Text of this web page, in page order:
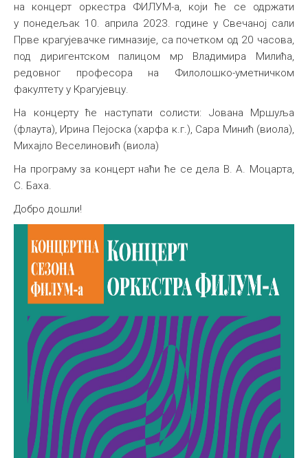
Издаваштво
Библиотека
Студенти
Међународна
на концерт оркестра ФИЛУМ-а, који ће се одржати
у понедељак 10. априла 2023. године у Свечаној сали
Прве крагујевачке гимназије, са почетком од 20 часова,
под диригентском палицом мр Владимира Милића,
редовног професора на Филолошко-уметничком
факултету у Крагујевцу.
На концерту ће наступати солисти: Јована Мршуља
(флаута), Ирина Пејоска (харфа к.г.), Сaра Минић (виола),
Михајло Веселиновић (виола)
На програму за концерт наћи ће се дела В. А. Моцарта,
С. Баха.
Добро дошли!